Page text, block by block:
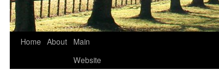
Home About
Main
Website